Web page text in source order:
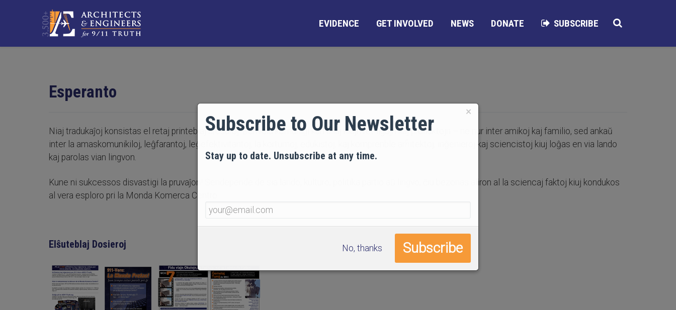
EVIDENCE GET INVOLVED NEWS DONATE SUBSCRIBE
Esperanto
Niaj tradukaĵoj konsistas el retaj printeblaj broŝuroj. Bonvolu komunigi kun aliaj niajn ret-ligojn kaj produktojn – ne nur inter amikoj kaj familio, sed ankaŭ
inter la amaskomunikiloj, leĝfarantoj, leĝefektivitantoj, la kortumoj, edukistoj, kaj komprenble arĥitektoj, inĝenieroj kaj sciencistoj kiuj loĝas en via lando
kaj parolas vian lingvon.
Kune ni sukcessos disvastigi la pruvaĵon! Sendepende de sia lando, kulturo, politika partio aŭ lingvo, ĉiu bezonas aliron al la sciencaj faktoj kiuj kondukos
al vera esploro pri la Monda Komerca Centro.
Elŝuteblaj Dosieroj
×
Subscribe to Our Newsletter
Stay up to date. Unsubscribe at any time.
No, thanks